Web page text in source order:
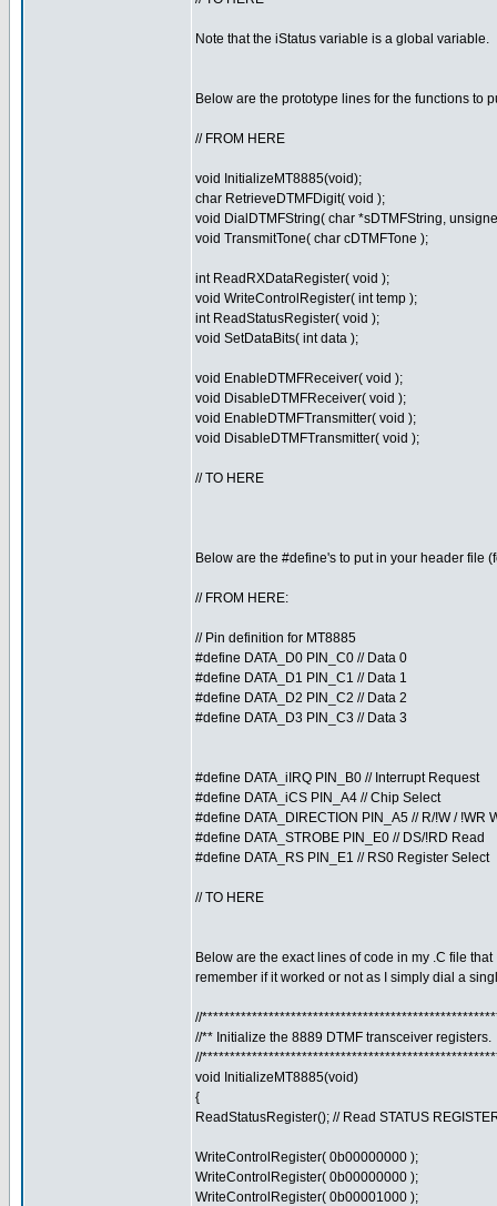
Note that the iStatus variable is a global variable.
Below are the prototype lines for the functions to
// FROM HERE
void InitializeMT8885(void);
char RetrieveDTMFDigit( void );
void DialDTMFString( char *sDTMFString,
void TransmitTone( char cDTMFTone );
int ReadRXDataRegister( void );
void WriteControlRegister( int temp );
int ReadStatusRegister( void );
void SetDataBits( int data );
void EnableDTMFReceiver( void );
void DisableDTMFReceiver( void );
void EnableDTMFTransmitter( void );
void DisableDTMFTransmitter( void );
// TO HERE
Below are the #define's to put in your header file
// FROM HERE:
// Pin definition for MT8885
#define DATA_D0 PIN_C0 // Data 0
#define DATA_D1 PIN_C1 // Data 1
#define DATA_D2 PIN_C2 // Data 2
#define DATA_D3 PIN_C3 // Data 3
#define DATA_iIRQ PIN_B0 // Interrupt Request
#define DATA_iCS PIN_A4 // Chip Select
#define DATA_DIRECTION PIN_A5 // R/!W / !WR
#define DATA_STROBE PIN_E0 // DS/!RD Read
#define DATA_RS PIN_E1 // RS0 Register Select
// TO HERE
Below are the exact lines of code in my .C file
remember if it worked or not as I simply dial a
//
//** Initialize the 8889 DTMF transceiver registers.
//
void InitializeMT8885(void)
{
ReadStatusRegister(); // Read STATUS
WriteControlRegister( 0b00000000 );
WriteControlRegister( 0b00000000 );
WriteControlRegister( 0b00001000 );